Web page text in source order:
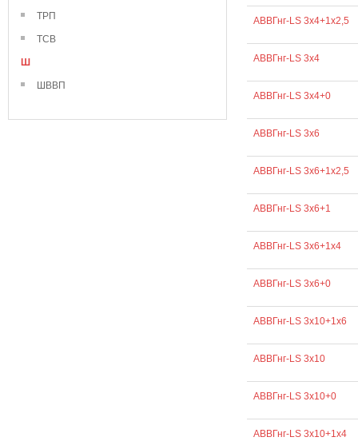
ТРП
ТСВ
Ш
ШВВП
АВВГнг-LS 3х4+1х2,5
АВВГнг-LS 3х4
АВВГнг-LS 3х4+0
АВВГнг-LS 3х6
АВВГнг-LS 3х6+1х2,5
АВВГнг-LS 3х6+1
АВВГнг-LS 3х6+1х4
АВВГнг-LS 3х6+0
АВВГнг-LS 3х10+1х6
АВВГнг-LS 3х10
АВВГнг-LS 3х10+0
АВВГнг-LS 3х10+1х4